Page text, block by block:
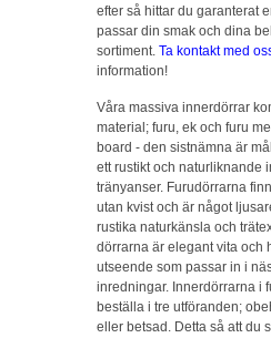
efter så hittar du garanterat
passar din smak och dina
sortiment. Ta kontakt med
information!
Våra massiva innerdörrar
material; furu, ek och furu
board - den sistnämna är
ett rustikt och naturliknande
tränyanser. Furudörrarna
utan kvist och är något
rustika naturkänsla och
dörrarna är elegant vita och
utseende som passar in i
inredningar. Innerdörrarna i
beställa i tre utföranden;
eller betsad. Detta så att du